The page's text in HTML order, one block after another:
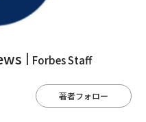
Forbes Staff
著者フォロー